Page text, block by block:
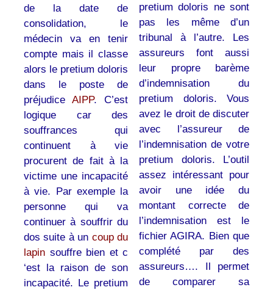
de la date de
consolidation, le
médecin va en tenir
compte mais il classe
alors le pretium doloris
dans le poste de
préjudice AIPP. C’est
logique car des
souffrances qui
continuent à vie
procurent de fait à la
victime une incapacité
à vie. Par exemple la
personne qui va
continuer à souffrir du
dos suite à un coup du
lapin souffre bien et c
‘est la raison de son
incapacité. Le pretium
pretium doloris ne sont
pas les même d’un
tribunal à l’autre. Les
assureurs font aussi
leur propre barème
d’indemnisation du
pretium doloris. Vous
avez le droit de discuter
avec l’assureur de
l’indemnisation de votre
pretium doloris. L’outil
assez intéressant pour
avoir une idée du
montant correcte de
l’indemnisation est le
fichier AGIRA. Bien que
complété par des
assureurs…. Il permet
de comparer sa